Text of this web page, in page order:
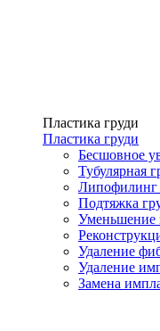
Пластика груди
Пластика груди
Бесшовное
Тубулярная
Липофилинг
Подтяжка
Уменьшение
Удаление
Удаление
Замена